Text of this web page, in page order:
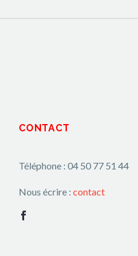
CONTACT
Téléphone : 04 50 77 51 44
Nous écrire : contact